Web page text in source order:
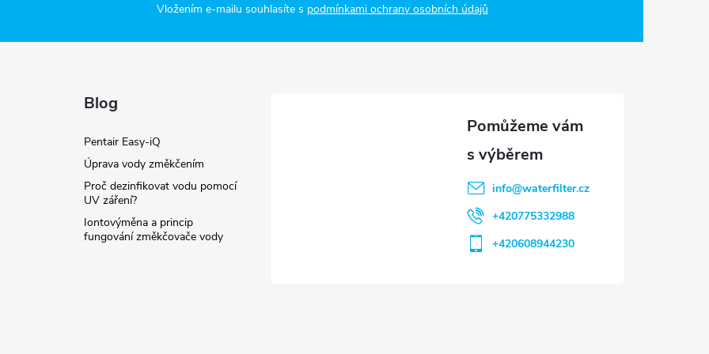
Vložením e-mailu souhlasíte s podmínkami ochrany osobních údajů
Blog
Pentair Easy-iQ
Úprava vody změkčením
Proč dezinfikovat vodu pomocí
UV záření?
Iontovýměna a princip
fungování změkčovače vody
info@waterfilter.cz
+420775332988
+420608944230